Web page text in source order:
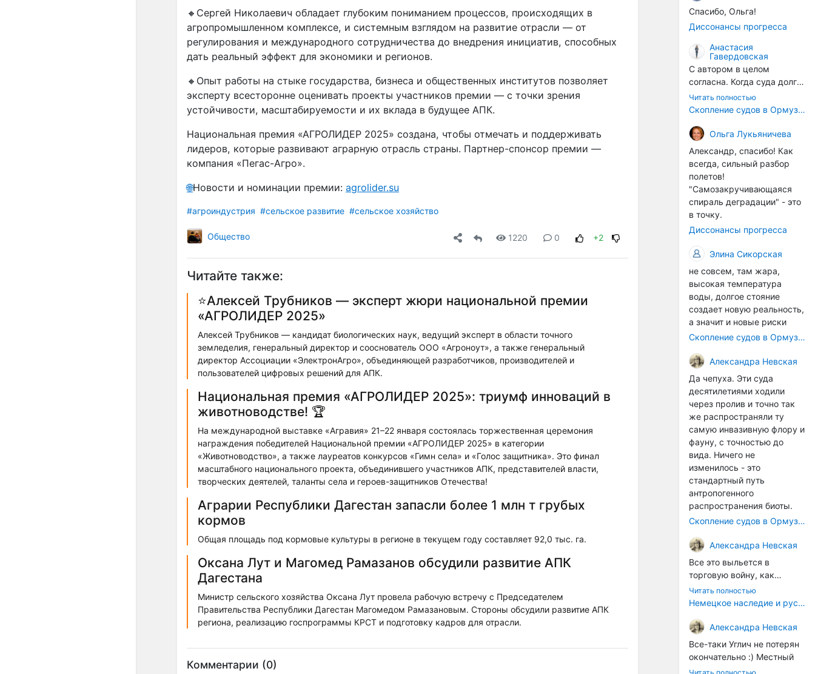
🔸Сергей Николаевич обладает глубоким пониманием процессов, происходящих в
агропромышленном комплексе, и системным взглядом на развитие отрасли — от
регулирования и международного сотрудничества до внедрения инициатив, способных
дать реальный эффект для экономики и регионов.
🔸Опыт работы на стыке государства, бизнеса и общественных институтов позволяет
эксперту всесторонне оценивать проекты участников премии — с точки зрения
устойчивости, масштабируемости и их вклада в будущее АПК.
Национальная премия «АГРОЛИДЕР 2025» создана, чтобы отмечать и поддерживать
лидеров, которые развивают аграрную отрасль страны. Партнер-спонсор премии —
компания «Пегас-Агро».
🌐Новости и номинации премии: agrolider.su
#агроиндустрия #сельское развитие #сельское хозяйство
Общество 1220 0 +2
Читайте также:
⭐️Алексей Трубников — эксперт жюри национальной премии
«АГРОЛИДЕР 2025»
Алексей Трубников — кандидат биологических наук, ведущий эксперт в области точного
земледелия, генеральный директор и сооснователь ООО «Агроноут», а также генеральный
директор Ассоциации «ЭлектронАгро», объединяющей разработчиков, производителей и
пользователей цифровых решений для АПК.
Национальная премия «АГРОЛИДЕР 2025»: триумф инноваций в
животноводстве! 🏆
На международной выставке «Агравия» 21–22 января состоялась торжественная церемония
награждения победителей Национальной премии «АГРОЛИДЕР 2025» в категории
«Животноводство», а также лауреатов конкурсов «Гимн села» и «Голос защитника». Это финал
масштабного национального проекта, объединившего участников АПК, представителей власти,
творческих деятелей, таланты села и героев-защитников Отечества!
Аграрии Республики Дагестан запасли более 1 млн т грубых
кормов
Общая площадь под кормовые культуры в регионе в текущем году составляет 92,0 тыс. га.
Оксана Лут и Магомед Рамазанов обсудили развитие АПК
Дагестана
Министр сельского хозяйства Оксана Лут провела рабочую встречу с Председателем
Правительства Республики Дагестан Магомедом Рамазановым. Стороны обсудили развитие АПК
региона, реализацию госпрограммы КРСТ и подготовку кадров для отрасли.
Комментарии (0)
организмов. И год за
годом, век за веком суда
разносят эти самые
организмы по пути
следования.
Спасибо, Ольга!
Диссонансы прогресса
Анастасия
Гавердовская
С автором в целом
согласна. Когда суда долго
стоят в теплой воде, на их
корпусах активно
организмы, и потом они
могут быть перенесены в
другие регионы. Поэтому
проблема вполне реальная
— просто я бы говорила не
о неизбежной катастрофе,
а о повышенном риске,
который нельзя
игнорировать. А так да 👍
Читать полностью
Скопление судов в Ормузском проливе грозит катастрофическим распространением инвазивных видов
Ольга Лукьяничева
Александр, спасибо! Как
всегда, сильный разбор
полетов!
"Самозакручивающаяся
спираль деградации" - это
в точку.
Диссонансы прогресса
Элина Сикорская
не совсем, там жара,
высокая температура
воды, долгое стояние
создает новую реальность,
а значит и новые риски
Скопление судов в Ормузском проливе грозит катастрофическим распространением инвазивных видов
Александра Невская
Да чепуха. Эти суда
десятилетиями ходили
через пролив и точно так
же распространяли ту
самую инвазивную флору и
фауну, с точностью до
вида. Ничего не
изменилось - это
стандартный путь
антропогенного
распространения биоты.
Скопление судов в Ормузском проливе грозит катастрофическим распространением инвазивных видов
Александра Невская
Все это выльется в
торговую войну, как
печально известная война
за Адыгейский сыр. Собаки
Когда региональный
продукт начнут делать
многие мастера региона, а
не единицы энтузиастов,
Читать полностью
Немецкое наследие и русский характер: история колбасного дела в Российской империи
Александра Невская
Все-таки Углич не потерян
окончательно :) Местный
институт сыроделия